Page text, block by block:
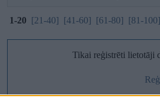
1-20 [21-40] [41-60] [61-80] [81-100]
Tikai reģistrēti lietotāji